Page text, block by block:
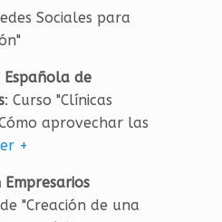
Sociales para
Española de
: Curso "Clínicas
aprovechar las
+
Empresarios
"Creación de una